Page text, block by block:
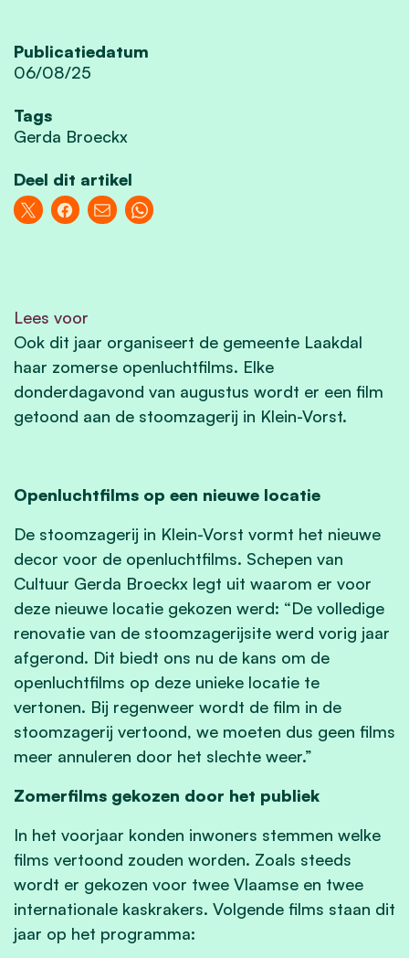
Publicatiedatum
06/08/25
Tags
Gerda Broeckx
Deel dit artikel
Lees voor
Ook dit jaar organiseert de gemeente Laakdal
haar zomerse openluchtfilms. Elke
donderdagavond van augustus wordt er een film
getoond aan de stoomzagerij in Klein-Vorst.
Openluchtfilms op een nieuwe locatie
De stoomzagerij in Klein-Vorst vormt het nieuwe
decor voor de openluchtfilms. Schepen van
Cultuur Gerda Broeckx legt uit waarom er voor
deze nieuwe locatie gekozen werd: “De volledige
renovatie van de stoomzagerijsite werd vorig jaar
afgerond. Dit biedt ons nu de kans om de
openluchtfilms op deze unieke locatie te
vertonen. Bij regenweer wordt de film in de
stoomzagerij vertoond, we moeten dus geen films
meer annuleren door het slechte weer.”
Zomerfilms gekozen door het publiek
In het voorjaar konden inwoners stemmen welke
films vertoond zouden worden. Zoals steeds
wordt er gekozen voor twee Vlaamse en twee
internationale kaskrakers. Volgende films staan dit
jaar op het programma: